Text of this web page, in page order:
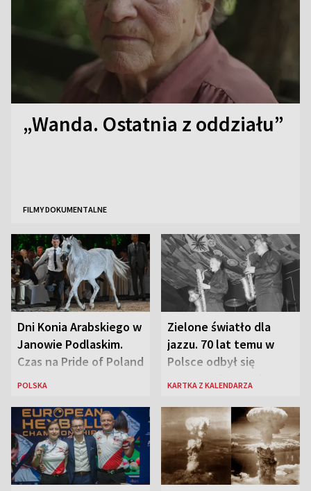
„Wanda. Ostatnia z oddziału”
FILMY DOKUMENTALNE
Dni Konia Arabskiego w
Janowie Podlaskim.
Czas na Pride of Poland
POLSKA
Zielone światło dla
jazzu. 70 lat temu w
Polsce odbył się
pierwszy festiwal
KARTKA Z KALENDARZA